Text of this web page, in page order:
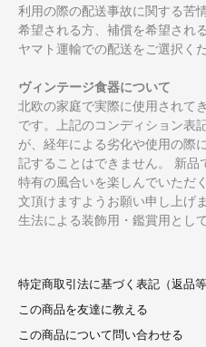
利用の際の配送事故に関する苦
希望される方、補償を希望され
ヤマト運輸での配送をご選択くだ
ヴィンテージ食器について
北欧の家庭で実際に使用されて
です。上記のコンディション表
が、経年による劣化や使用の際
記することはできません。 新品
特有の風合いを楽しんでいただ
文頂けますようお願い申し上げ
生法による装飾用・鑑賞用とし
特定商取引法に基づく表記（返品等
この商品を友達に教える
この商品について問い合わせる